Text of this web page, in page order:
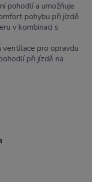
pohodlí a umožňuje
pohybu při jízdě
v kombinaci s
ventilace pro opravdu
při jízdě na